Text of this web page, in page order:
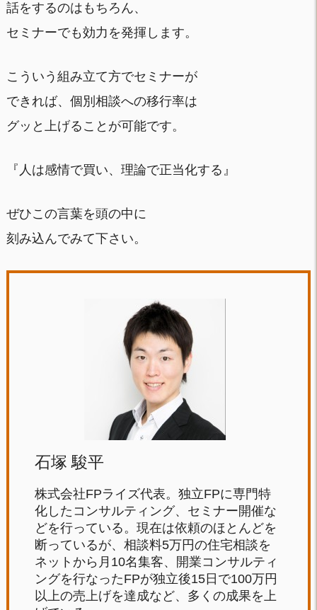
話をするのはもちろん、
セミナーでも効力を発揮します。
こういう組み立て方でセミナーが
できれば、個別相談への移行率は
グッと上げることが可能です。
『人は感情で買い、理論で正当化する』
ぜひこの言葉を頭の中に
刻み込んでみて下さい。
石塚 駿平
株式会社FPライズ代表。独立FPに専門特
化したコンサルティング、セミナー開催な
どを行っている。現在は依頼のほとんどを
断っているが、相談料5万円の住宅相談を
ネットから月10名集客、開業コンサルティ
ングを行なったFPが独立後15日で100万円
以上の売上げを達成など、多くの成果を上